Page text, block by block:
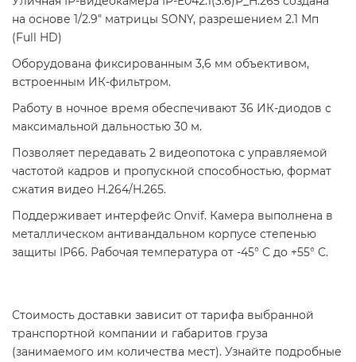
на основе 1/2.9" матрицы SONY, разрешением 2.1 Мп
(Full HD)
Оборудована фиксированным 3,6 мм объективом,
встроенным ИК-фильтром.
Работу в ночное время обеспечивают 36 ИК-диодов с
максимальной дальностью 30 м.
Позволяет передавать 2 видеопотока с управляемой
частотой кадров и пропускной способностью, формат
сжатия видео H.264/H.265.
Поддерживает интерфейс Onvif. Камера выполнена в
металлическом антивандальном корпусе степенью
защиты IP66. Рабочая температура от -45° С до +55° С.
Стоимость доставки зависит от тарифа выбранной
транспортной компании и габаритов груза
(занимаемого им количества мест). Узнайте подробные